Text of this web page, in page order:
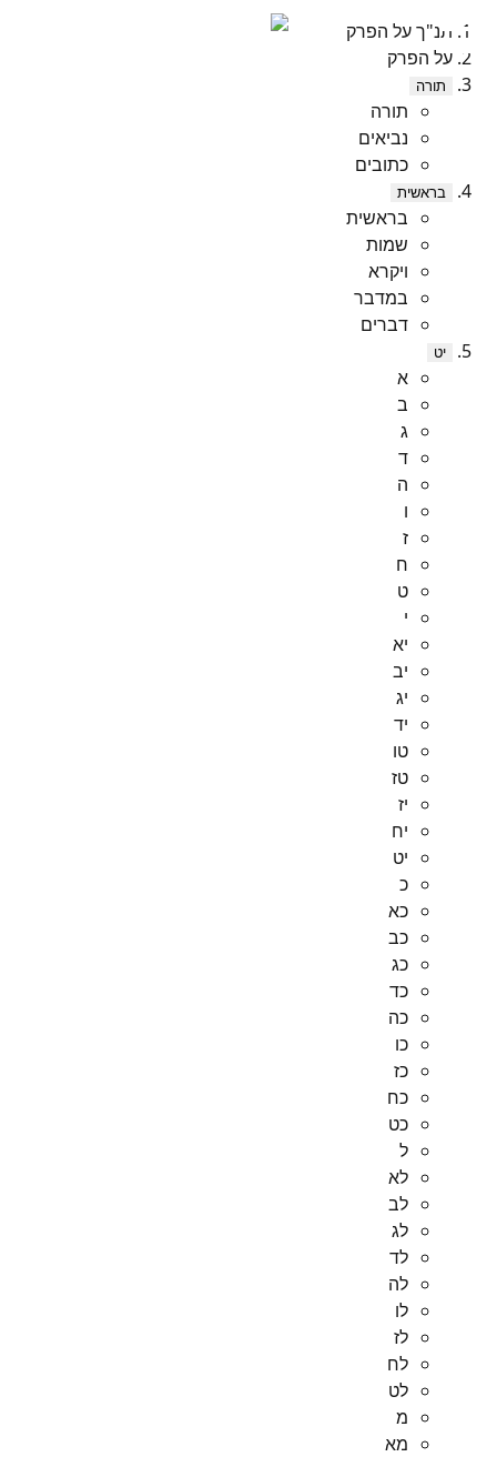
תנ"ך על הפרק
על הפרק
תורה
תורה
נביאים
כתובים
בראשית
בראשית
שמות
ויקרא
במדבר
דברים
יט
א
ב
ג
ד
ה
ו
ז
ח
ט
י
יא
יב
יג
יד
טו
טז
יז
יח
יט
כ
כא
כב
כג
כד
כה
כו
כז
כח
כט
ל
לא
לב
לג
לד
לה
לו
לז
לח
לט
מ
מא